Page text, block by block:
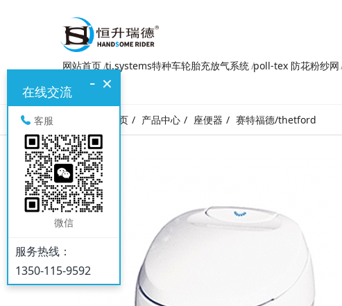
网站首页 ti.systems特种车轮胎充放气系统 poll-tex 防花粉纱网
网站首页 产品中心 座便器 赛特福德/thetford
×
-
在线交流
客服
微信
服务热线：
1350-115-9592